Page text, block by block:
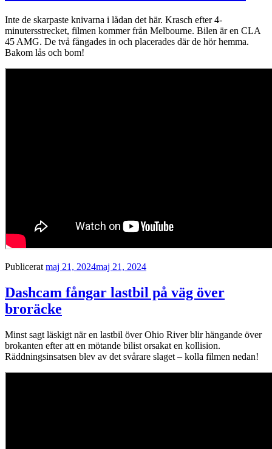
Inte de skarpaste knivarna i lådan det här. Krasch efter 4-
minutersstrecket, filmen kommer från Melbourne. Bilen är en CLA
45 AMG. De två fångades in och placerades där de hör hemma.
Bakom lås och bom!
Publicerat maj 21, 2024maj 21, 2024
Dashcam fångar lastbil på väg över
broräcke
Minst sagt läskigt när en lastbil över Ohio River blir hängande över
brokanten efter att en mötande bilist orsakat en kollision.
Räddningsinsatsen blev av det svårare slaget – kolla filmen nedan!